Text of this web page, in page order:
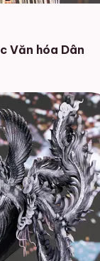
Văn hóa Dân